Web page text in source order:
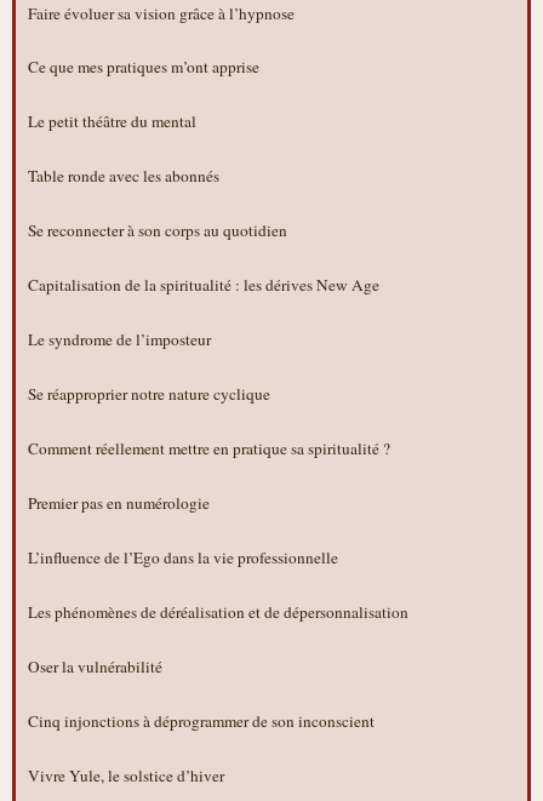
Faire évoluer sa vision grâce à l’hypnose
Ce que mes pratiques m’ont apprise
Le petit théâtre du mental
Table ronde avec les abonnés
Se reconnecter à son corps au quotidien
Capitalisation de la spiritualité : les dérives New Age
Le syndrome de l’imposteur
Se réapproprier notre nature cyclique
Comment réellement mettre en pratique sa spiritualité ?
Premier pas en numérologie
L’influence de l’Ego dans la vie professionnelle
Les phénomènes de déréalisation et de dépersonnalisation
Oser la vulnérabilité
Cinq injonctions à déprogrammer de son inconscient
Vivre Yule, le solstice d’hiver